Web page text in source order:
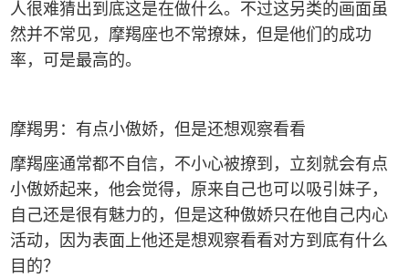
人很难猜出到底这是在做什么。不过这另类的画面虽
然并不常见，摩羯座也不常撩妹，但是他们的成功
率，可是最高的。
摩羯男：有点小傲娇，但是还想观察看看
摩羯座通常都不自信，不小心被撩到，立刻就会有点
小傲娇起来，他会觉得，原来自己也可以吸引妹子，
自己还是很有魅力的，但是这种傲娇只在他自己内心
活动，因为表面上他还是想观察看看对方到底有什么
目的？